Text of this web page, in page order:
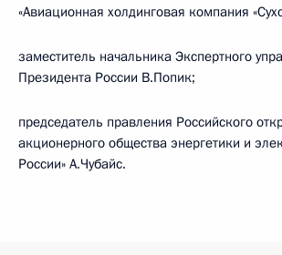
«Авиационная холдинговая компания
заместитель начальника Экспертного
Президента России В.Попик;
председатель правления Российского
акционерного общества энергетики и
России» А.Чубайс.